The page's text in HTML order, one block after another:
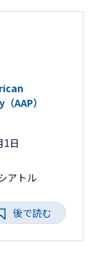
AAP）
1日
アトル
後で読む